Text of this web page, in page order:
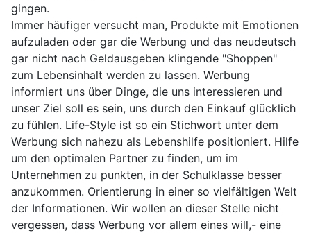
gingen.
Immer häufiger versucht man, Produkte mit Emotionen
aufzuladen oder gar die Werbung und das neudeutsch
gar nicht nach Geldausgeben klingende "Shoppen"
zum Lebensinhalt werden zu lassen. Werbung
informiert uns über Dinge, die uns interessieren und
unser Ziel soll es sein, uns durch den Einkauf glücklich
zu fühlen. Life-Style ist so ein Stichwort unter dem
Werbung sich nahezu als Lebenshilfe positioniert. Hilfe
um den optimalen Partner zu finden, um im
Unternehmen zu punkten, in der Schulklasse besser
anzukommen. Orientierung in einer so vielfältigen Welt
der Informationen. Wir wollen an dieser Stelle nicht
vergessen, dass Werbung vor allem eines will,- eine